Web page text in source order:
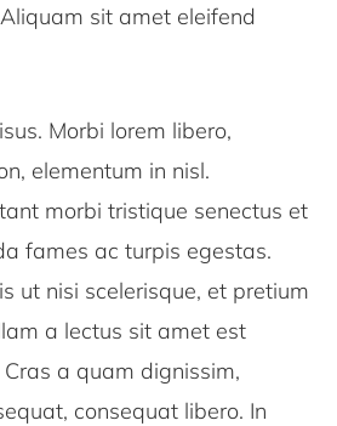
sit amet eleifend
Morbi lorem libero,
elementum in nisl.
morbi tristique senectus et
fames ac turpis egestas.
ut nisi scelerisque, et pretium
a lectus sit amet est
a quam dignissim,
consequat libero. In